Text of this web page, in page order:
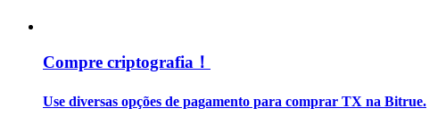
Compre criptografia！
Use diversas opções de pagamento para comprar TX na Bitrue.